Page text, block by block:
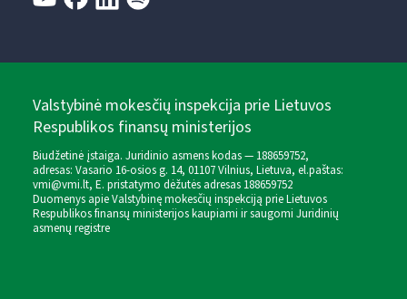
Valstybinė mokesčių inspekcija prie Lietuvos
Respublikos finansų ministerijos
Biudžetinė įstaiga. Juridinio asmens kodas — 188659752,
adresas: Vasario 16-osios g. 14, 01107 Vilnius, Lietuva, el.paštas:
vmi@vmi.lt, E. pristatymo dėžutės adresas 188659752
Duomenys apie Valstybinę mokesčių inspekciją prie Lietuvos
Respublikos finansų ministerijos kaupiami ir saugomi Juridinių
asmenų registre